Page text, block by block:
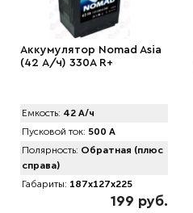
Аккумулятор Nomad Asia
(42 А/ч) 330A R+
Емкость: 42 А/ч
Пусковой ток: 500 А
Полярность: Обратная (плюс
справа)
Габариты: 187x127x225
199 руб.